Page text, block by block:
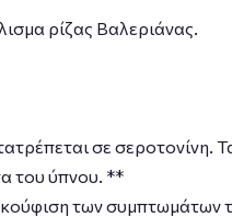
ρίζας Βαλεριάνας.
σε
του ύπνου. **
των συμπτωμάτων